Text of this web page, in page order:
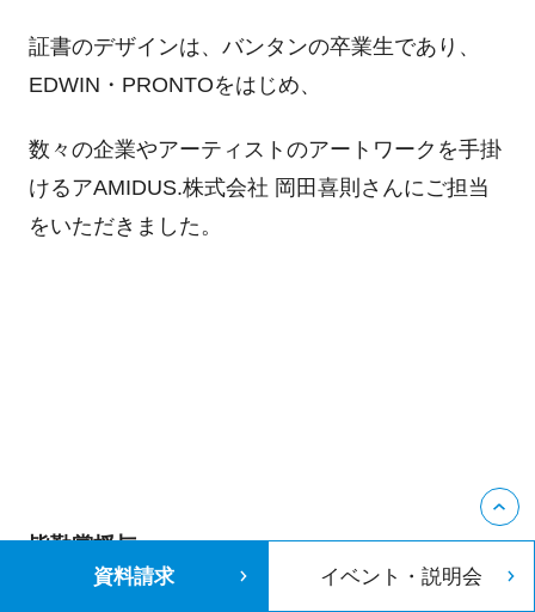
証書のデザインは、バンタンの卒業生であり、
EDWIN・PRONTOをはじめ、
数々の企業やアーティストのアートワークを手掛
けるアAMIDUS.株式会社 岡田喜則さんにご担当
をいただきました。
皆勤賞授与
資料請求 イベント・説明会